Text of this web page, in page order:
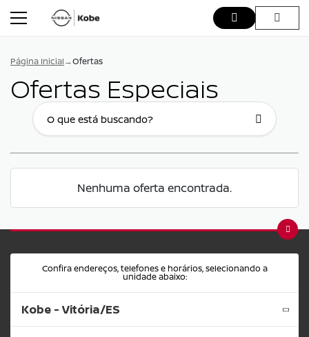
Página Inicial Ofertas
Ofertas Especiais
Nenhuma oferta encontrada.
Confira endereços, telefones e horários, selecionando a
unidade abaixo:
Kobe - Vitória/ES